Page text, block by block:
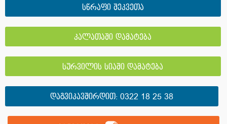
სწრაფი შეკვეთა
კალათაში დამატება
სურვილის სიაში დამატება
ᲓᲐᲒᲕᲘᲙᲐᲕᲨᲘᲠᲓᲘᲗ:0322 18 25 38